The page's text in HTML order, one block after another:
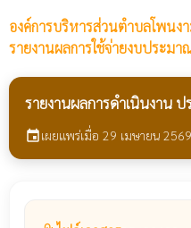
องค์การบริหารส่วนตำบลโพนง
รายงานผลการใช้จ่ายงบประม
รายงานผลการดำเนินงาน
eventเผยแพร่เมื่อ 29 เมษายน 2569